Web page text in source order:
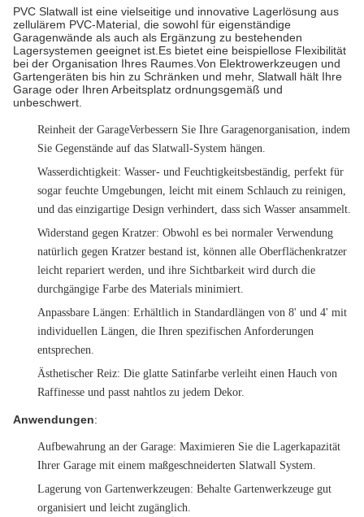
PVC Slatwall ist eine vielseitige und innovative Lagerlösung aus
zellulärem PVC-Material, die sowohl für eigenständige
Garagenwände als auch als Ergänzung zu bestehenden
Lagersystemen geeignet ist.Es bietet eine beispiellose Flexibilität
bei der Organisation Ihres Raumes.Von Elektrowerkzeugen und
Gartengeräten bis hin zu Schränken und mehr, Slatwall hält Ihre
Garage oder Ihren Arbeitsplatz ordnungsgemäß und
unbeschwert.
Reinheit der GarageVerbessern Sie Ihre Garagenorganisation, indem
Sie Gegenstände auf das Slatwall-System hängen.
Wasserdichtigkeit: Wasser- und Feuchtigkeitsbeständig, perfekt für
sogar feuchte Umgebungen, leicht mit einem Schlauch zu reinigen,
und das einzigartige Design verhindert, dass sich Wasser ansammelt.
Widerstand gegen Kratzer: Obwohl es bei normaler Verwendung
natürlich gegen Kratzer bestand ist, können alle Oberflächenkratzer
leicht repariert werden, und ihre Sichtbarkeit wird durch die
durchgängige Farbe des Materials minimiert.
Anpassbare Längen: Erhältlich in Standardlängen von 8' und 4' mit
individuellen Längen, die Ihren spezifischen Anforderungen
entsprechen.
Ästhetischer Reiz: Die glatte Satinfarbe verleiht einen Hauch von
Raffinesse und passt nahtlos zu jedem Dekor.
Anwendungen:
Aufbewahrung an der Garage: Maximieren Sie die Lagerkapazität
Ihrer Garage mit einem maßgeschneiderten Slatwall System.
Lagerung von Gartenwerkzeugen: Behalte Gartenwerkzeuge gut
organisiert und leicht zugänglich.